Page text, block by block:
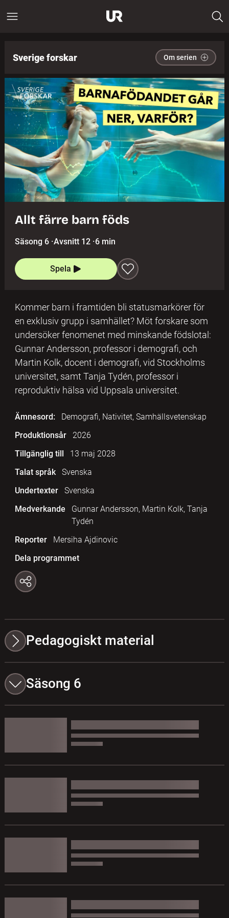
Sverige forskar Om serien
Allt färre barn föds
Säsong 6 ·Avsnitt 12 ·6 min
Spela
Kommer barn i framtiden bli statusmarkörer för
en exklusiv grupp i samhället? Möt forskare som
undersöker fenomenet med minskande födslotal:
Gunnar Andersson, professor i demografi, och
Martin Kolk, docent i demografi, vid Stockholms
universitet, samt Tanja Tydén, professor i
reproduktiv hälsa vid Uppsala universitet.
Ämnesord:
Demografi, Nativitet, Samhällsvetenskap
Produktionsår
2026
Tillgänglig till
13 maj 2028
Talat språk
Svenska
Undertexter
Svenska
Medverkande
Gunnar Andersson, Martin Kolk, Tanja
Tydén
Reporter
Mersiha Ajdinovic
Dela programmet
Pedagogiskt material
Säsong 6